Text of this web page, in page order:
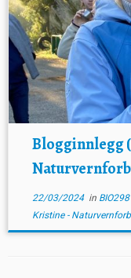
Blogginnlegg
22/03/2024in
Kristine -